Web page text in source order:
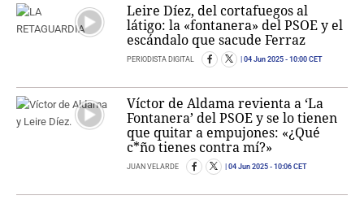
Leire Díez, del cortafuegos al
látigo: la «fontanera» del PSOE y el
escándalo que sacude Ferraz
PERIODISTA DIGITAL 04 Jun 2025 - 10:00 CET
Víctor de Aldama revienta a ‘La
Fontanera’ del PSOE y se lo tienen
que quitar a empujones: «¿Qué
c*ño tienes contra mí?»
JUAN VELARDE 04 Jun 2025 - 10:06 CET